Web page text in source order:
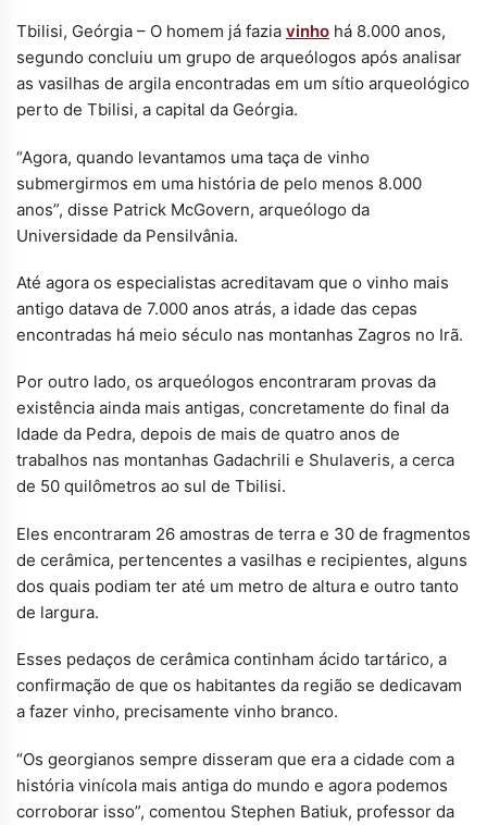
Tbilisi, Geórgia – O homem já fazia vinho há 8.000 anos,
segundo concluiu um grupo de arqueólogos após analisar
as vasilhas de argila encontradas em um sítio arqueológico
perto de Tbilisi, a capital da Geórgia.
“Agora, quando levantamos uma taça de vinho
submergirmos em uma história de pelo menos 8.000
anos”, disse Patrick McGovern, arqueólogo da
Universidade da Pensilvânia.
Até agora os especialistas acreditavam que o vinho mais
antigo datava de 7.000 anos atrás, a idade das cepas
encontradas há meio século nas montanhas Zagros no Irã.
Por outro lado, os arqueólogos encontraram provas da
existência ainda mais antigas, concretamente do final da
Idade da Pedra, depois de mais de quatro anos de
trabalhos nas montanhas Gadachrili e Shulaveris, a cerca
de 50 quilômetros ao sul de Tbilisi.
Eles encontraram 26 amostras de terra e 30 de fragmentos
de cerâmica, pertencentes a vasilhas e recipientes, alguns
dos quais podiam ter até um metro de altura e outro tanto
de largura.
Esses pedaços de cerâmica continham ácido tartárico, a
confirmação de que os habitantes da região se dedicavam
a fazer vinho, precisamente vinho branco.
“Os georgianos sempre disseram que era a cidade com a
história vinícola mais antiga do mundo e agora podemos
corroborar isso”, comentou Stephen Batiuk, professor da